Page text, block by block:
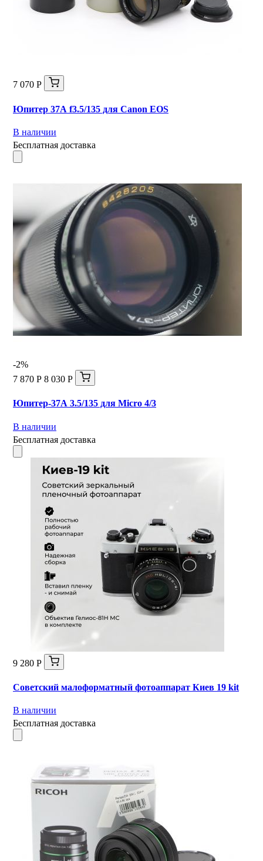
7 070 Р
Юпитер 37А f3.5/135 для Canon EOS
В наличии
Бесплатная доставка
-2%
7 870 Р 8 030 Р
Юпитер-37А 3.5/135 для Micro 4/3
В наличии
Бесплатная доставка
9 280 Р
Советский малоформатный фотоаппарат Киев 19 kit
В наличии
Бесплатная доставка